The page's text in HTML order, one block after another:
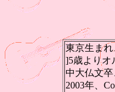
東京生ま
]5歳よりオ
中大仏文卒
2003年、